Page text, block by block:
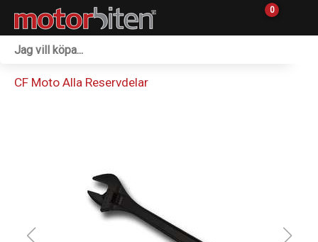
0
Reservdelar
CF Moto Alla Reservdelar